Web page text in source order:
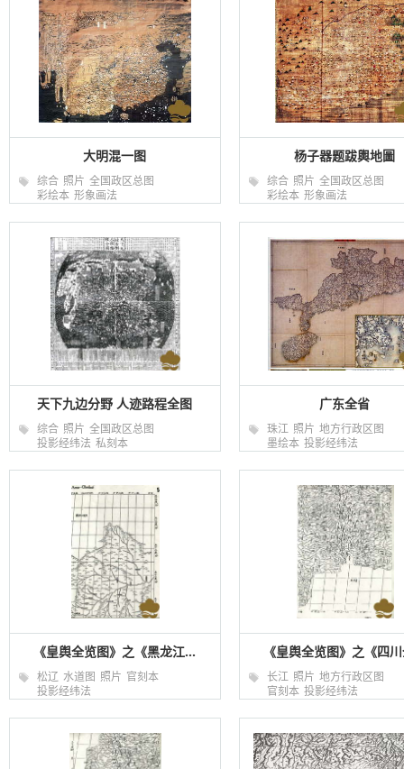
大明混一图
综合 照片 全国政区总图
彩绘本 形象画法
杨子器题跋輿地圖
综合 照片 全国政区总图
彩绘本 形象画法
天下九边分野 人迹路程全图
综合 照片 全国政区总图
投影经纬法 私刻本
广东全省
珠江 照片 地方行政区图
墨绘本 投影经纬法
《皇舆全览图》之《黑龙江...
松辽 水道图 照片 官刻本
投影经纬法
《皇舆全览图》之《四
长江 照片 地方行政区图
官刻本 投影经纬法